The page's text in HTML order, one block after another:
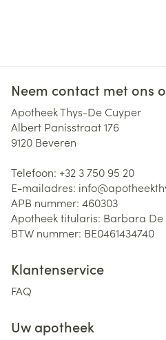
Neem contact met ons
Apotheek Thys-De Cuyper
Albert Panisstraat 176
9120 Beveren
Telefoon: +32 3 750 95 20
E-mailadres: info@
APB nummer: 460303
Apotheek titularis: Barbara De
BTW nummer: BE0461434740
Klantenservice
FAQ
Uw apotheek